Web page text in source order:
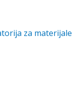
za materijale